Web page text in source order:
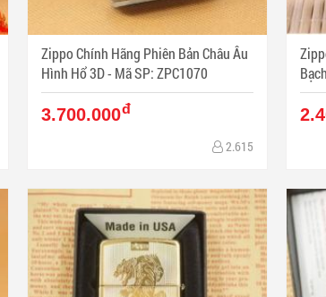
Zippo Chính Hãng Phiên Bản Châu Âu
Hình Hổ 3D - Mã SP: ZPC1070
3.700.000đ
2.615